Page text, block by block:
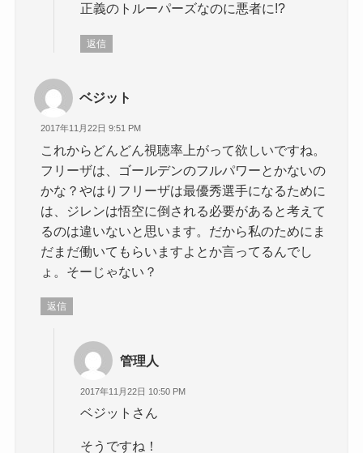
正義のトルーパーズなのに悪者に!?
返信
ベジット
2017年11月22日 9:51 PM
これからどんどん視聴率上がって欲しいですね。
フリーザは、ゴールデンのフルパワーとかないの
かな？やはりフリーザは最優秀選手になるために
は、ジレンは悟空に倒される必要があると考えて
るのは違いないと思います。だから私のためにま
だまだ働いてもらいますよとか言ってるんでし
ょ。そーじゃない？
返信
管理人
2017年11月22日 10:50 PM
ベジットさん
そうですね！